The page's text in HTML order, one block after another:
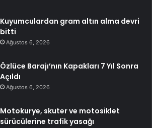
Kuyumculardan gram altın alma devri
bitti
Ağustos 6, 2026
Özlüce Barajı’nın Kapakları 7 Yıl Sonra
Açıldı
Ağustos 6, 2026
Motokurye, skuter ve motosiklet
sürücülerine trafik yasağı